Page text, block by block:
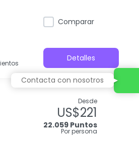
Comparar
Detalles
Desde
US$221
22.059 Puntos
Por persona
Contacta con nosotros